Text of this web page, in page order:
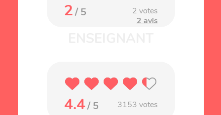
2/ 5 2 votes
2 avis
4.4/ 5 3153 votes